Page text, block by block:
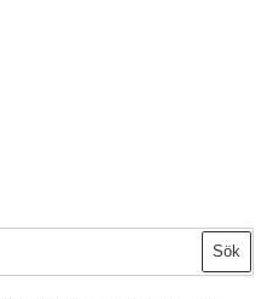
Sök